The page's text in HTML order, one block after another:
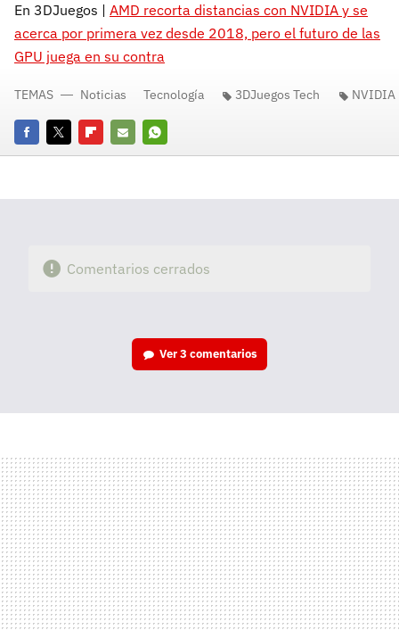
En 3DJuegos | AMD recorta distancias con NVIDIA y se
acerca por primera vez desde 2018, pero el futuro de las
GPU juega en su contra
FacebookTwitterFlipboard
E-
Whatsapp
TEMAS Noticias Tecnología 3DJuegos Tech NVIDIA
Comentarios cerrados
Ver3 comentarios